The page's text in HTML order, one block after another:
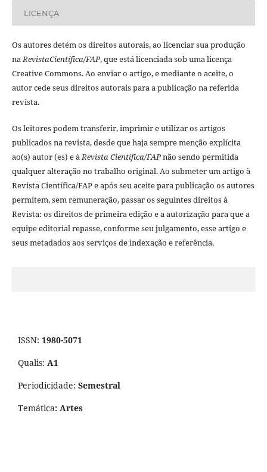
LICENÇA
Os autores detém os direitos autorais, ao licenciar sua produção
naRevistaCientí­fica/FAP, que está licenciada sob uma licença
Creative Commons. Ao enviar o artigo, e mediante o aceite, o
autor cede seus direitos autorais para a publicação na referida
revista.
Os leitores podem transferir, imprimir e utilizar os artigos
publicados na revista, desde que haja sempre menção explí­cita
ao(s) autor (es) e àRevista Cientí­fica/FAPnão sendo permitida
qualquer alteração no trabalho original. Ao submeter um artigo à
Revista Cientí­fica/FAP e após seu aceite para publicação os autores
permitem, sem remuneração, passar os seguintes direitos à
Revista: os direitos de primeira edição e a autorização para que a
equipe editorial repasse, conforme seu julgamento, esse artigo e
seus metadados aos serviços de indexação e referência.
ISSN: 1980-5071
Qualis: A1
Periodicidade: Semestral
Temática: Artes